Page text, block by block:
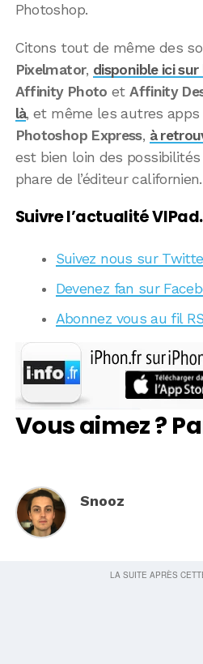
Photoshop.
Citons tout de même des
Pixelmator, disponible ici sur
Affinity Photo etAffinity
là, et même les autres apps
Photoshop Express, à
est bien loin des
phare de l’éditeur californien.
Suivre l’actualité
Suivez nous sur
Devenez fan sur
Abonnez vous au fil
Vous aimez ?
Snooz